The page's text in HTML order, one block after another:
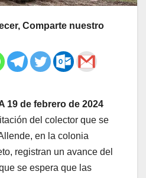
Comparte nuestro
19 de febrero de 2024
del colector que se
en la colonia
registran un avance del
se espera que las